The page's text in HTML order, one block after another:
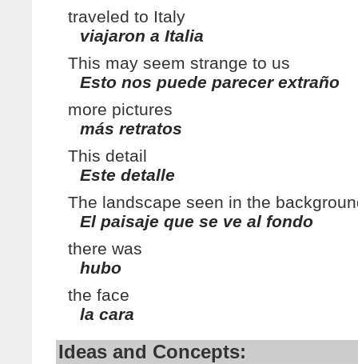
traveled to Italy
viajaron a Italia
This may seem strange to us
Esto nos puede parecer extraño
more pictures
más retratos
This detail
Este detalle
The landscape seen in the
El paisaje que se ve al fondo
there was
hubo
the face
la cara
Ideas and Concepts: